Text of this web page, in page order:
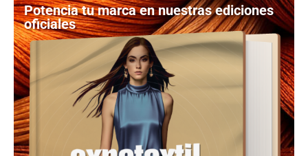
Potencia tu marca en nuestras ediciones
oficiales